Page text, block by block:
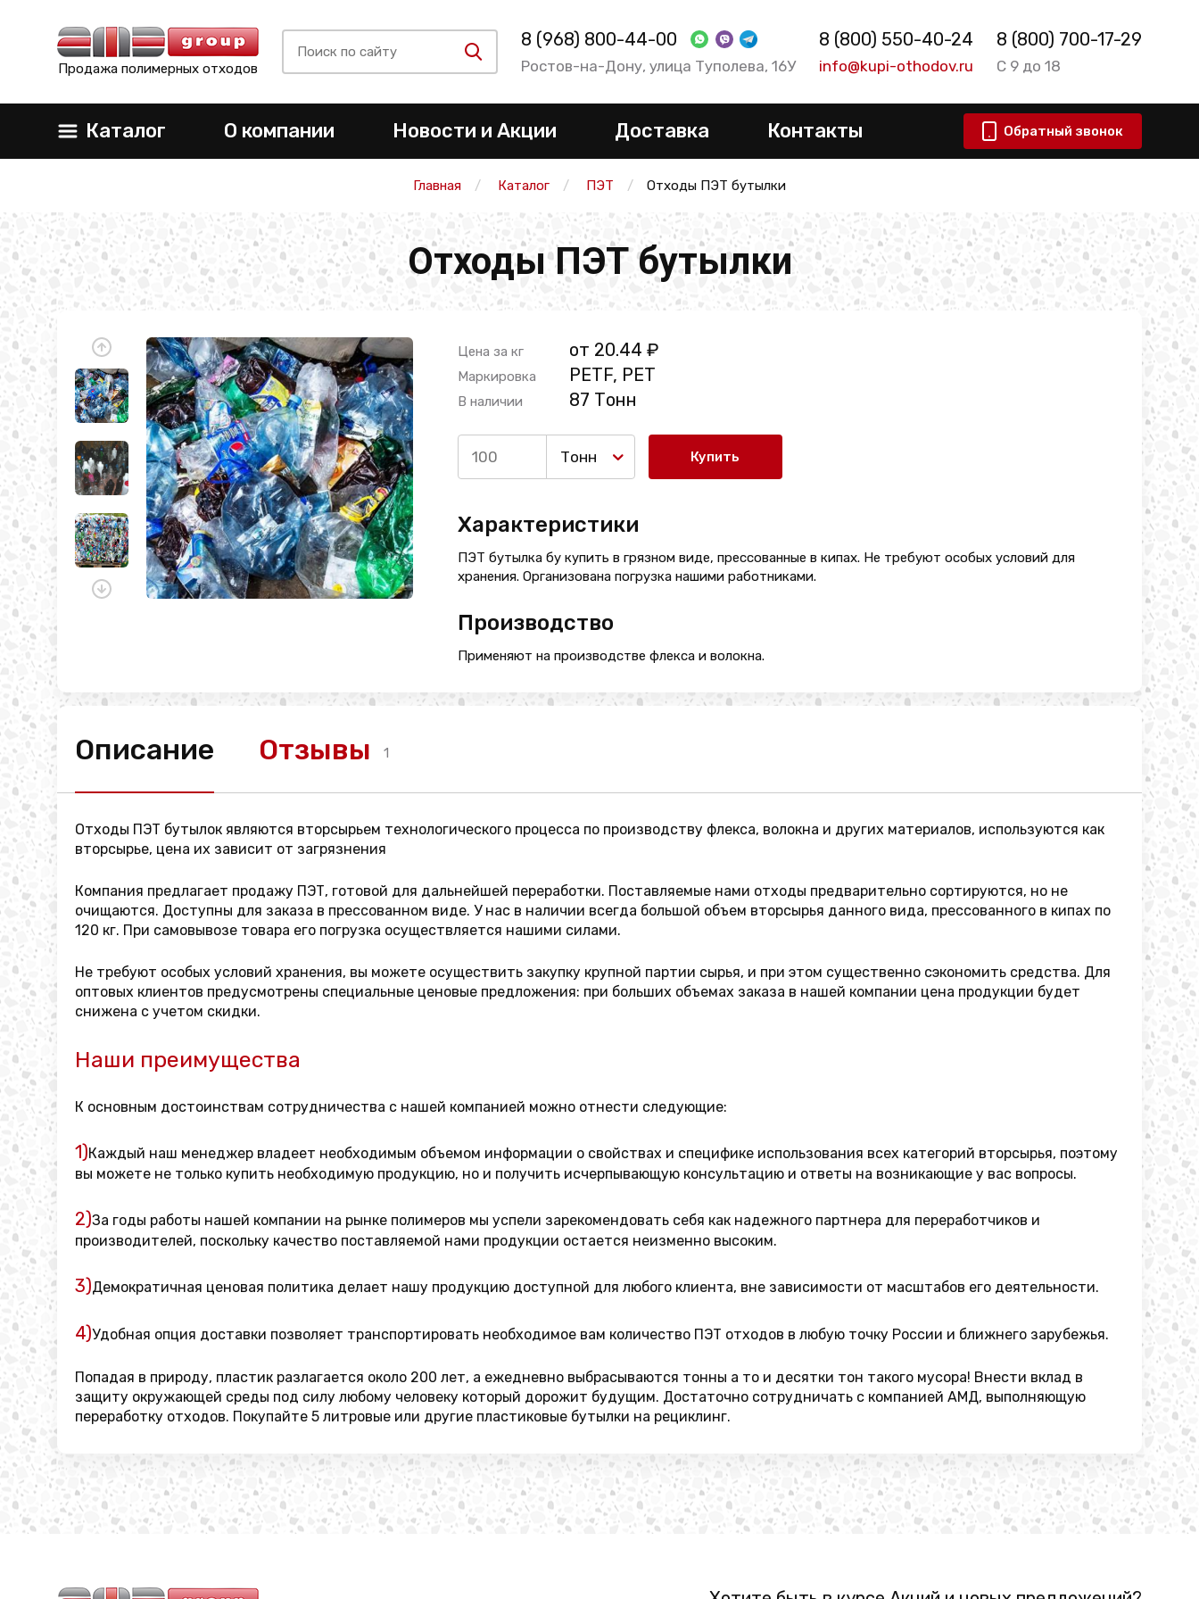
Продажа полимерных отходов
8 (968) 800-44-00
Ростов-на-Дону, улица Туполева, 16У
8 (800) 550-40-24
info@kupi-othodov.ru
8 (800) 700-17-29
С 9 до 18
Каталог О компании Новости и Акции Доставка Контакты Обратный звонок
Главная Каталог ПЭТ Отходы ПЭТ бутылки
Отходы ПЭТ бутылки
Цена за кг от 20.44 ₽
Маркировка PETF, PET
В наличии 87 Тонн
Тонн Купить
Характеристики
ПЭТ бутылка бу купить в грязном виде, прессованные в кипах. Не требуют особых условий для
хранения. Организована погрузка нашими работниками.
Производство
Применяют на производстве флекса и волокна.
Описание Отзывы 1
Отходы ПЭТ бутылок являются вторсырьем технологического процесса по производству флекса, волокна и других материалов, используются как
вторсырье, цена их зависит от загрязнения
Компания предлагает продажу ПЭТ, готовой для дальнейшей переработки. Поставляемые нами отходы предварительно сортируются, но не
очищаются. Доступны для заказа в прессованном виде. У нас в наличии всегда большой объем вторсырья данного вида, прессованного в кипах по
120 кг. При самовывозе товара его погрузка осуществляется нашими силами.
Не требуют особых условий хранения, вы можете осуществить закупку крупной партии сырья, и при этом существенно сэкономить средства. Для
оптовых клиентов предусмотрены специальные ценовые предложения: при больших объемах заказа в нашей компании цена продукции будет
снижена с учетом скидки.
Наши преимущества
К основным достоинствам сотрудничества с нашей компанией можно отнести следующие:
1)Каждый наш менеджер владеет необходимым объемом информации о свойствах и специфике использования всех категорий вторсырья, поэтому
вы можете не только купить необходимую продукцию, но и получить исчерпывающую консультацию и ответы на возникающие у вас вопросы.
2)За годы работы нашей компании на рынке полимеров мы успели зарекомендовать себя как надежного партнера для переработчиков и
производителей, поскольку качество поставляемой нами продукции остается неизменно высоким.
3)Демократичная ценовая политика делает нашу продукцию доступной для любого клиента, вне зависимости от масштабов его деятельности.
4)Удобная опция доставки позволяет транспортировать необходимое вам количество ПЭТ отходов в любую точку России и ближнего зарубежья.
Попадая в природу, пластик разлагается около 200 лет, а ежедневно выбрасываются тонны а то и десятки тон такого мусора! Внести вклад в
защиту окружающей среды под силу любому человеку который дорожит будущим. Достаточно сотрудничать с компанией АМД, выполняющую
переработку отходов. Покупайте 5 литровые или другие пластиковые бутылки на рециклинг.